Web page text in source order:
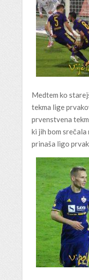
Medtem ko
tekma lige
prvenstvena
ki jih bom srečala
prinaša ligo